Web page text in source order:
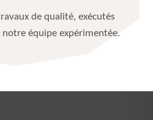
de qualité, exécutés
équipe expérimentée.